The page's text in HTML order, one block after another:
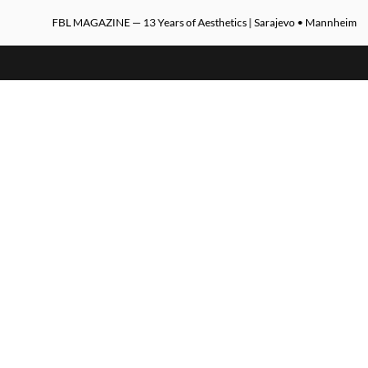
FBL MAGAZINE — 13 Years of Aesthetics | Sarajevo • Mannheim